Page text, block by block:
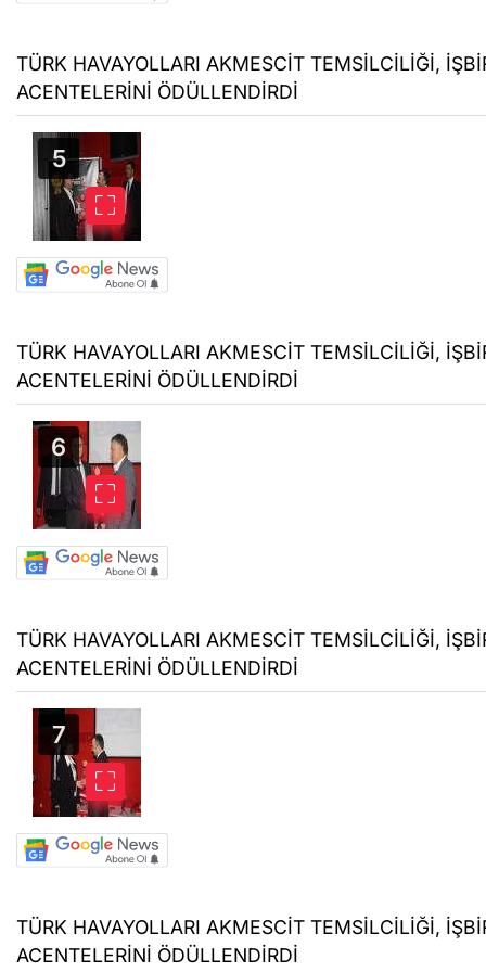
TÜRK HAVAYOLLARI AKMESCİT TEMSİLCİLİĞİ,
ACENTELERİNİ ÖDÜLLENDİRDİ
TÜRK HAVAYOLLARI AKMESCİT TEMSİLCİLİĞİ,
ACENTELERİNİ ÖDÜLLENDİRDİ
TÜRK HAVAYOLLARI AKMESCİT TEMSİLCİLİĞİ,
ACENTELERİNİ ÖDÜLLENDİRDİ
TÜRK HAVAYOLLARI AKMESCİT TEMSİLCİLİĞİ,
ACENTELERİNİ ÖDÜLLENDİRDİ